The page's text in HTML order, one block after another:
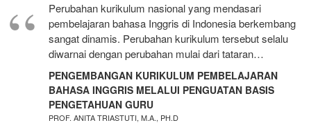
Perubahan kurikulum nasional yang mendasari
pembelajaran bahasa Inggris di Indonesia berkembang
sangat dinamis. Perubahan kurikulum tersebut selalu
diwarnai dengan perubahan mulai dari tataran…
PENGEMBANGAN KURIKULUM PEMBELAJARAN
BAHASA INGGRIS MELALUI PENGUATAN BASIS
PENGETAHUAN GURU
PROF. ANITA TRIASTUTI, M.A., PH.D